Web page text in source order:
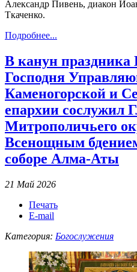
Александр Пивень, диакон
Ткаченко.
Подробнее...
В канун праздника
Господня
Каменогорской и
епархии сослужил
Митрополичьего
Всенощным
соборе Алма-Аты
21 Май 2026
Печать
E-mail
Категория: Богослужения